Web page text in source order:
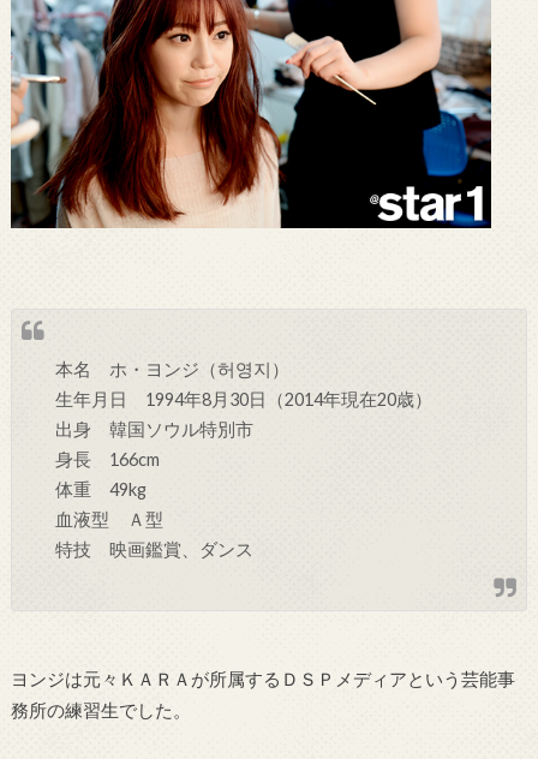
本名 ホ・ヨンジ（허영지）
生年月日 1994年8月30日（2014年現在20歳）
出身 韓国ソウル特別市
身長 166cm
体重 49kg
血液型 Ａ型
特技 映画鑑賞、ダンス
ヨンジは元々ＫＡＲＡが所属するＤＳＰメディアという芸能事
務所の練習生でした。